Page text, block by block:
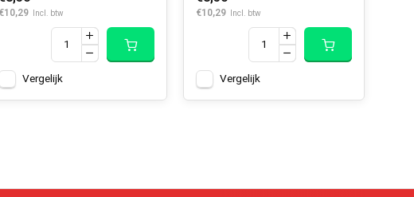
€10,29 Incl. btw
Vergelijk
€10,29 Incl. btw
Vergelijk